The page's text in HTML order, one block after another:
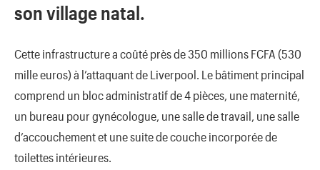
son village natal.
Cette infrastructure a coûté près de 350 millions FCFA (530
mille euros) à l’attaquant de Liverpool. Le bâtiment principal
comprend un bloc administratif de 4 pièces, une maternité,
un bureau pour gynécologue, une salle de travail, une salle
d’accouchement et une suite de couche incorporée de
toilettes intérieures.